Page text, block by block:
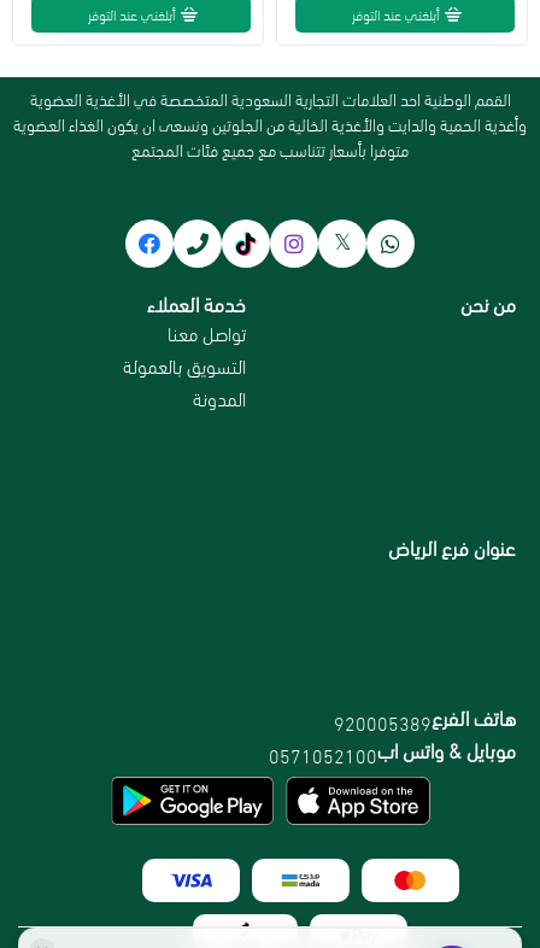
أبلغني عند التوفر أبلغني عند التوفر
القمم الوطنية احد العلامات التجارية السعودية المتخصصة في الأغذية العضوية
وأغذية الحمية والدايت والأغذية الخالية من الجلوتين ونسعى ان يكون الغذاء العضوية
متوفرا بأسعار تتناسب مع جميع فئات المجتمع
من نحن خدمة العملاء
تواصل معنا
التسويق بالعمولة
المدونة
عنوان فرع الرياض
هاتف الفرع920005389
موبايل & واتس اب0571052100